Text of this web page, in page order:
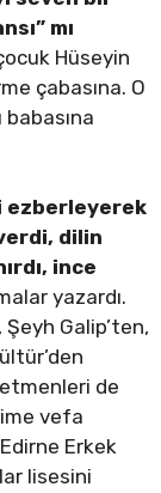
mı
Hüseyin
çabasına. O
babasına
ezberleyerek
dilin
ince
yazardı.
Galip’ten,
de
vefa
Erkek
lisesini